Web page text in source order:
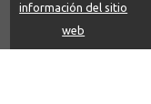
información del sitio
web